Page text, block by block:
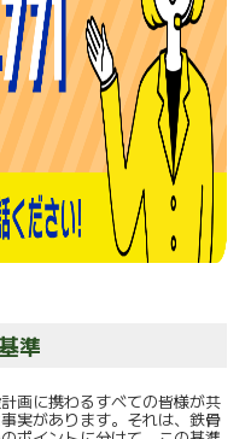
準
画に携わるすべての皆様が共
実があります。それは、鉄骨